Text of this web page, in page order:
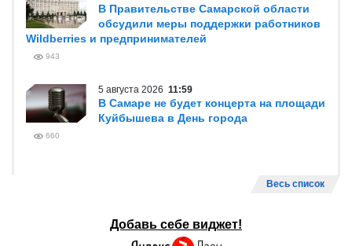
В Правительстве Самарской области
обсудили меры поддержки работников
Wildberries и предпринимателей
943
5 августа 2026 11:59
В Самаре не будет концерта на площади
Куйбышева в День города
660
Весь список
Добавь себе виджет!